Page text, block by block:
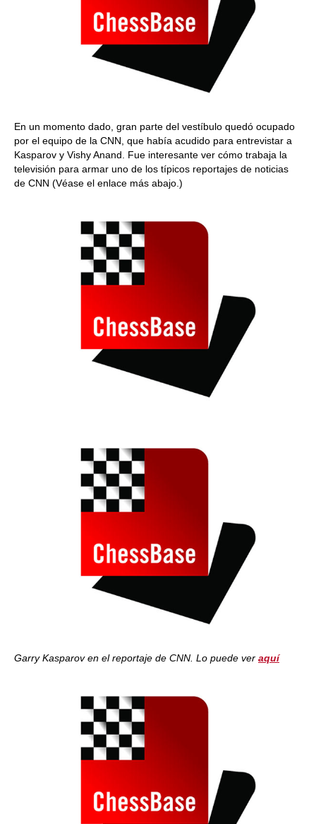
En un momento dado, gran parte del vestíbulo quedó ocupado
por el equipo de la CNN, que había acudido para entrevistar a
Kasparov y Vishy Anand. Fue interesante ver cómo trabaja la
televisión para armar uno de los típicos reportajes de noticias
de CNN (Véase el enlace más abajo.)
Garry Kasparov en el reportaje de CNN. Lo puede ver aquí